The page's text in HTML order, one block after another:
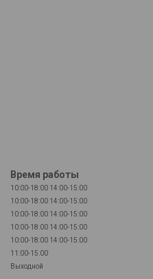
Время работы
10:00-18:00 14:00-15:00
10:00-18:00 14:00-15:00
10:00-18:00 14:00-15:00
10:00-18:00 14:00-15:00
10:00-18:00 14:00-15:00
11:00-15:00
Выходной